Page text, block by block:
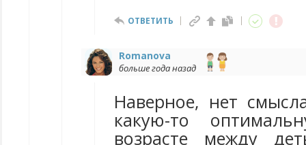
ОТВЕТИТЬ
Romanova
больше года назад
Наверное, нет
какую-то
возрасте между